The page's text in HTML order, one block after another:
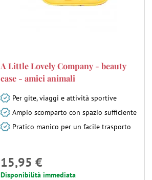
A Little Lovely Company - beauty
case - amici animali
Per gite, viaggi e attività sportive
Ampio scomparto con spazio sufficiente
Pratico manico per un facile trasporto
15,95 €
Disponibilità immediata